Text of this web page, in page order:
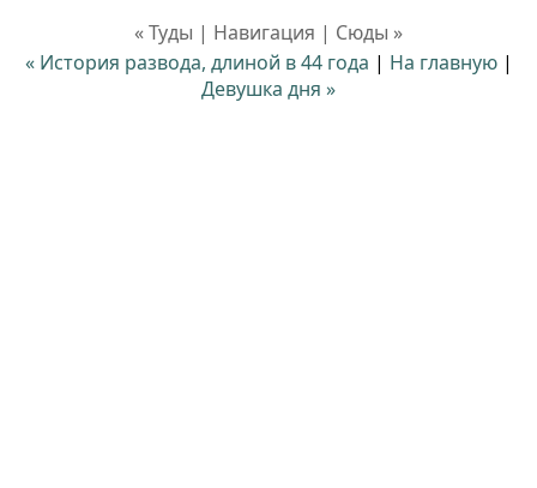
« Туды | Навигация | Сюды »
« История развода, длиной в 44 года | На главную|
Девушка дня »